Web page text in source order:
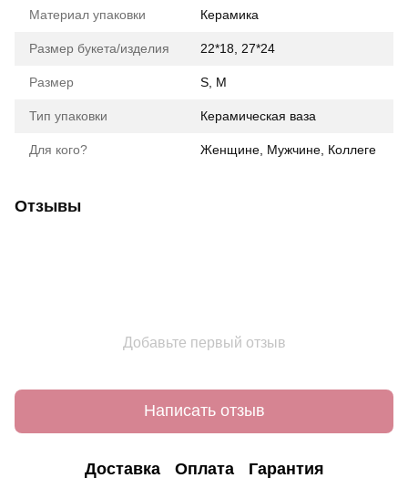
Материал упаковки Керамика
Размер букета/изделия 22*18, 27*24
Размер S, M
Тип упаковки Керамическая ваза
Для кого? Женщине, Мужчине, Коллеге
Отзывы
Добавьте первый отзыв
Написать отзыв
Доставка Оплата Гарантия